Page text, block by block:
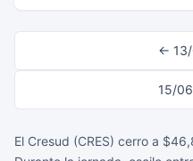
←
15/
El Cresud (CRES) cerro a